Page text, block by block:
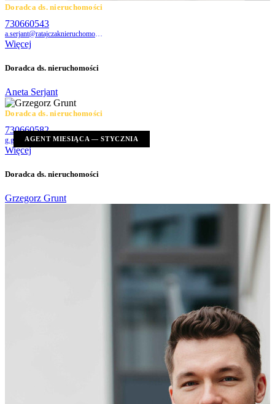
Doradca ds. nieruchomości
730660543
Więcej
Doradca ds. nieruchomości
Aneta Serjant
AGENT MIESIĄCA — STYCZNIA
Doradca ds. nieruchomości
730660582
g.grunt@ratajczaknieruchomosci.pl
Więcej
Doradca ds. nieruchomości
Grzegorz Grunt